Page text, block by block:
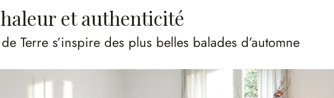
et authenticité
Terre s’inspire des plus belles balades d’automne